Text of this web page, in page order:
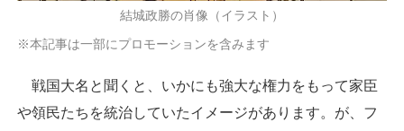
結城政勝の肖像（イラスト）
※本記事は一部にプロモーションを含みます
戦国大名と聞くと、いかにも強大な権力をもって家臣
や領民たちを統治していたイメージがあります。が、フ